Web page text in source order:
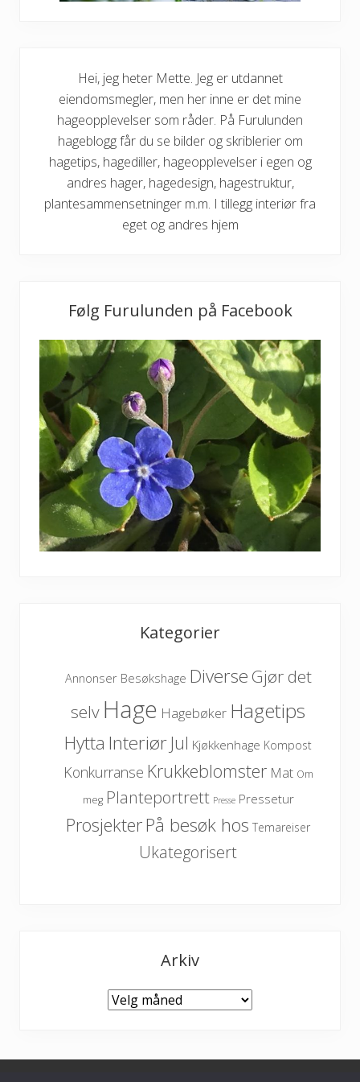
t
e
d
l
i
m
r
i
n
g
Hei, jeg heter Mette. Jeg er utdannet
eiendomsmegler, men her inne er det mine
hageopplevelser som råder. På Furulunden
hageblogg får du se bilder og skriblerier om
hagetips, hagediller, hageopplevelser i egen og
andres hager, hagedesign, hagestruktur,
plantesammensetninger m.m. I tillegg interiør fra
eget og andres hjem
Følg Furulunden på Facebook
Kategorier
Annonser Besøkshage Diverse Gjør det
selv Hage Hagebøker Hagetips
Hytta Interiør Jul Kjøkkenhage Kompost
Konkurranse Krukkeblomster Mat Om
meg Planteportrett Presse Pressetur
ProsjekterPå besøk hos Temareiser
Ukategorisert
Arkiv
Arkiv